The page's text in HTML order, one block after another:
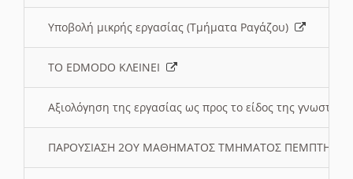
Υποβολή μικρής εργασίας (Τμήματα Ραγάζου)
ΤΟ EDMODO ΚΛΕΙΝΕΙ
Αξιολόγηση της εργασίας ως προς το είδος της
ΠΑΡΟΥΣΙΑΣΗ 2ΟΥ ΜΑΘΗΜΑΤΟΣ ΤΜΗΜΑΤΟΣ